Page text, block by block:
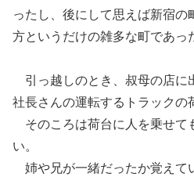
ったし、後にして思えば新宿
方というだけの雑多な町であっ
引っ越しのとき、叔母の店に
社長さんの運転するトラックの
そのころは荷台に人を乗せて
い。
姉や兄が一緒だったか覚えて